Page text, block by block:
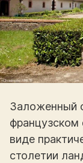
Заложенный
французском
виде
столетии